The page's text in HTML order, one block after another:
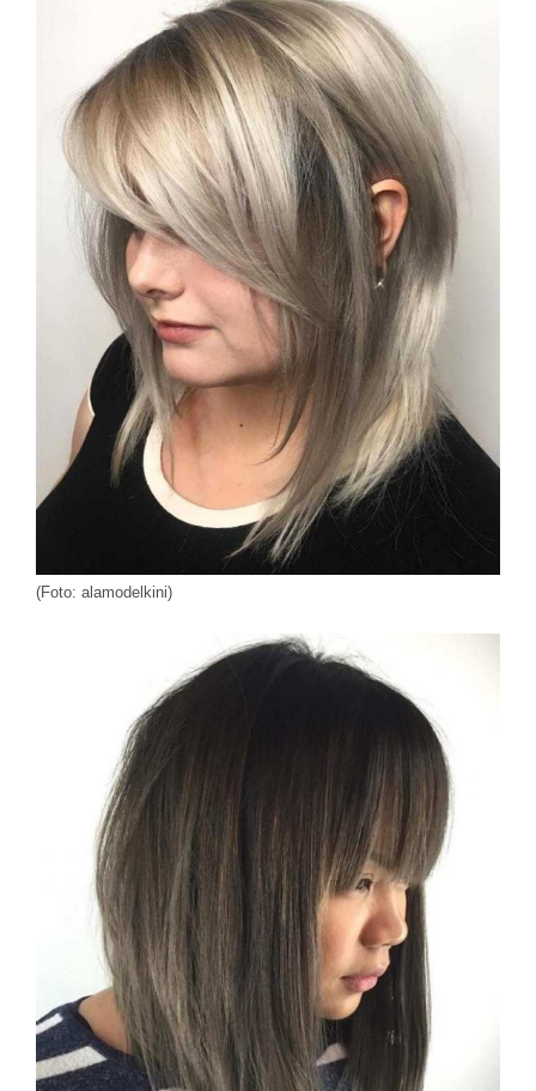
(Foto: alamodelkini)